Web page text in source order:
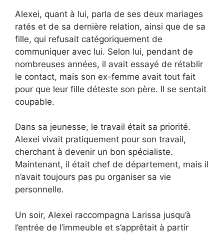
Alexei, quant à lui, parla de ses deux mariages
ratés et de sa dernière relation, ainsi que de sa
fille, qui refusait catégoriquement de
communiquer avec lui. Selon lui, pendant de
nombreuses années, il avait essayé de rétablir
le contact, mais son ex-femme avait tout fait
pour que leur fille déteste son père. Il se sentait
coupable.
Dans sa jeunesse, le travail était sa priorité.
Alexei vivait pratiquement pour son travail,
cherchant à devenir un bon spécialiste.
Maintenant, il était chef de département, mais il
n’avait toujours pas pu organiser sa vie
personnelle.
Un soir, Alexei raccompagna Larissa jusqu’à
l’entrée de l’immeuble et s’apprêtait à partir